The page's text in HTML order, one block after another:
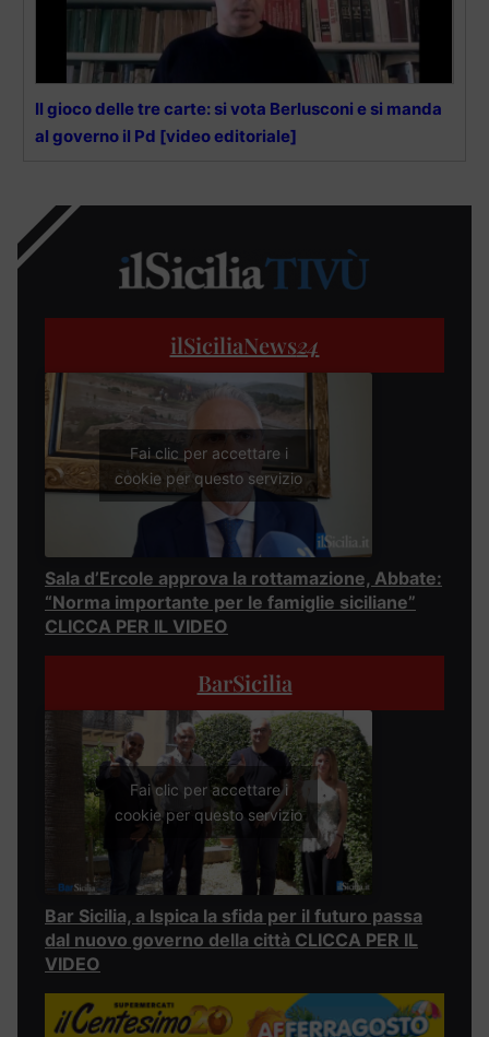
Il gioco delle tre carte: si vota Berlusconi e si manda
al governo il Pd [video editoriale]
ilSiciliaNews24
Fai clic per accettare i
cookie per questo servizio
Sala d’Ercole approva la rottamazione, Abbate:
“Norma importante per le famiglie siciliane”
CLICCA PER IL VIDEO
BarSicilia
Fai clic per accettare i
cookie per questo servizio
Bar Sicilia, a Ispica la sfida per il futuro passa
dal nuovo governo della città CLICCA PER IL
VIDEO